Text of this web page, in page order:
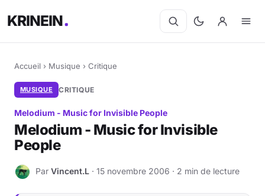
KRINEIN
Accueil › Musique › Critique
MUSIQUE CRITIQUE
Melodium - Music for Invisible People
Melodium - Music for Invisible
People
V Par Vincent.L · 15 novembre 2006 · 2 min de lecture